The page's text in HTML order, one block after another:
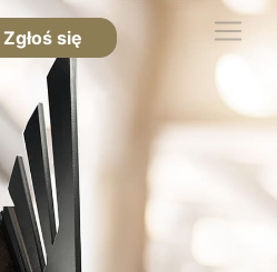
Zgłoś się